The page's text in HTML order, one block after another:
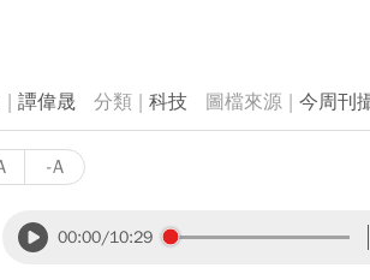
譚偉晟 科技 今周刊
-A
00:00/10:29